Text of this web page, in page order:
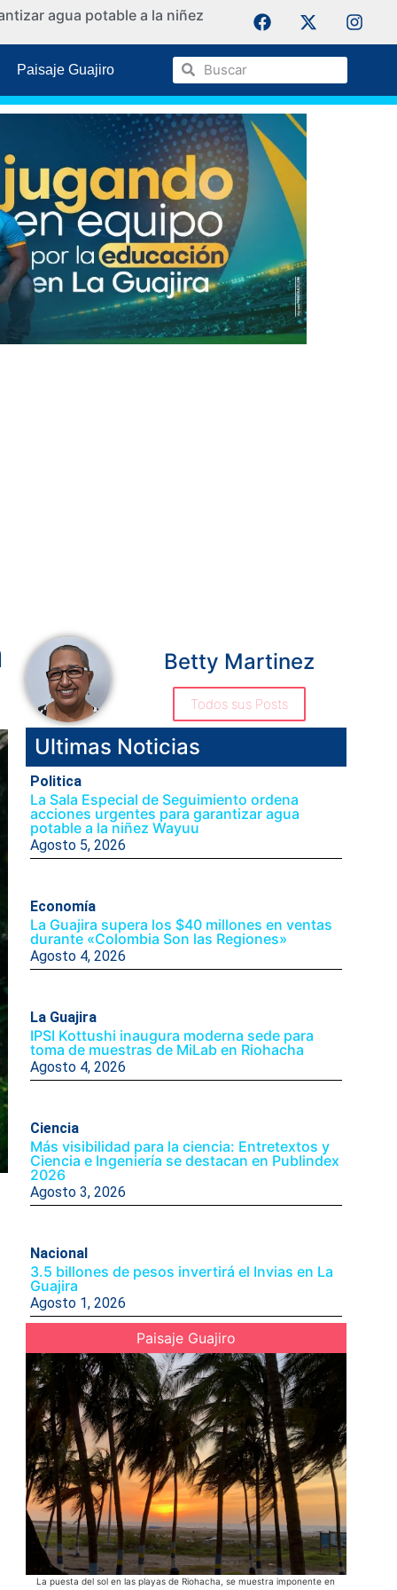
agua potable a la niñez La
Paisaje Guajiro
Betty Martinez
Todos sus Posts
Ultimas Noticias
Politica
La Sala Especial de Seguimiento ordena
acciones urgentes para garantizar agua
potable a la niñez Wayuu
Agosto 5, 2026
Economía
La Guajira supera los $40 millones en ventas
durante «Colombia Son las Regiones»
Agosto 4, 2026
La Guajira
IPSI Kottushi inaugura moderna sede para
toma de muestras de MiLab en Riohacha
Agosto 4, 2026
Ciencia
Más visibilidad para la ciencia: Entretextos y
Ciencia e Ingeniería se destacan en Publindex
2026
Agosto 3, 2026
Nacional
3.5 billones de pesos invertirá el Invias en La
Guajira
Agosto 1, 2026
Paisaje Guajiro
La puesta del sol en las playas de Riohacha, se muestra imponente en